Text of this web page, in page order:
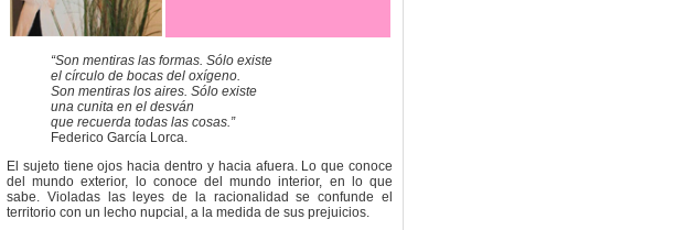
“Son mentiras las formas. Sólo existe
el círculo de bocas del oxígeno.
Son mentiras los aires. Sólo existe
una cunita en el desván
que recuerda todas las cosas.”
Federico García Lorca.
El sujeto tiene ojos hacia dentro y hacia afuera. Lo que conoce
del mundo exterior, lo conoce del mundo interior, en lo que
sabe. Violadas las leyes de la racionalidad se confunde el
territorio con un lecho nupcial, a la medida de sus prejuicios.